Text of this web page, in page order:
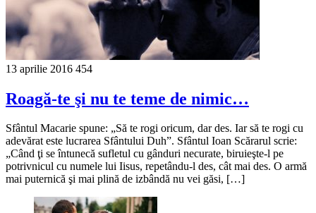
13 aprilie 2016 454
Roagă-te şi nu te teme de nimic…
Sfântul Macarie spune: „Să te rogi oricum, dar des. Iar să te rogi cu
adevărat este lucrarea Sfântului Duh”. Sfântul Ioan Scărarul scrie:
„Când ţi se întunecă sufletul cu gânduri necurate, biruieşte-l pe
potrivnicul cu numele lui Iisus, repetându-l des, cât mai des. O armă
mai puternică şi mai plină de izbândă nu vei găsi, […]